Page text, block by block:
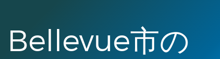
Bellevue市の